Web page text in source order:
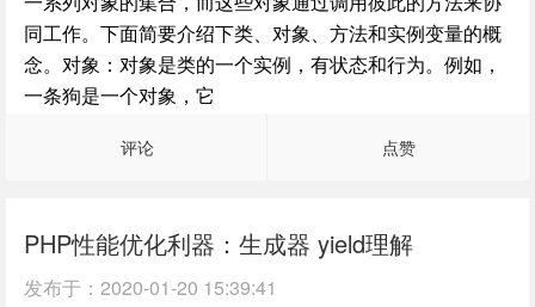
同工作。下面简要介绍下类、对象、方法和实例变量的概
念。对象：对象是类的一个实例，有状态和行为。例如，
一条狗是一个对象，它
评论 点赞
PHP性能优化利器：生成器 yield理解
发布于： 2020-01-20 15:39:41